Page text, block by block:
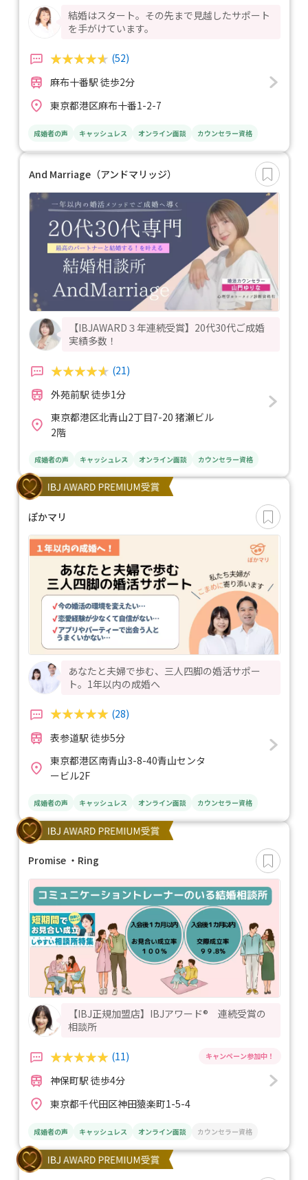
結婚はスタート。その先まで見越したサポート
を手がけています。
(52)
麻布十番駅 徒歩2分
東京都港区麻布十番1-2-7
成婚者の声 キャッシュレス オンライン面談 カウンセラー資格
And Marriage（アンドマリッジ）
【IBJAWARD３年連続受賞】20代30代ご成婚
実績多数！
(21)
外苑前駅 徒歩1分
東京都港区北青山2丁目7-20 猪瀬ビル
2階
成婚者の声 キャッシュレス オンライン面談 カウンセラー資格
ぽかマリ
あなたと夫婦で歩む、三人四脚の婚活サポー
ト。1年以内の成婚へ
(28)
表参道駅 徒歩5分
東京都港区南青山3-8-40青山センタ
ービル2F
成婚者の声 キャッシュレス オンライン面談 カウンセラー資格
Promise ・Ring
【IBJ正規加盟店】IBJアワード® 連続受賞の
相談所
(11)
神保町駅 徒歩4分
東京都千代田区神田猿楽町1-5-4
成婚者の声 キャッシュレス オンライン面談 カウンセラー資格